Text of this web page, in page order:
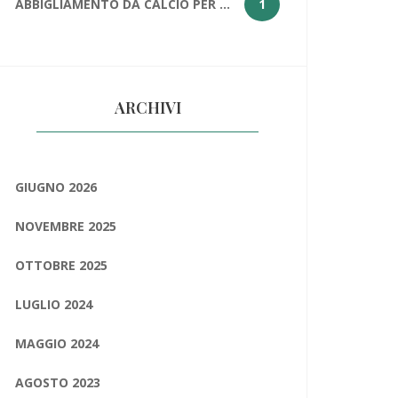
ABBIGLIAMENTO DA CALCIO PER PROTEGGERE LE PALLE 1
ARCHIVI
GIUGNO 2026
NOVEMBRE 2025
OTTOBRE 2025
LUGLIO 2024
MAGGIO 2024
AGOSTO 2023